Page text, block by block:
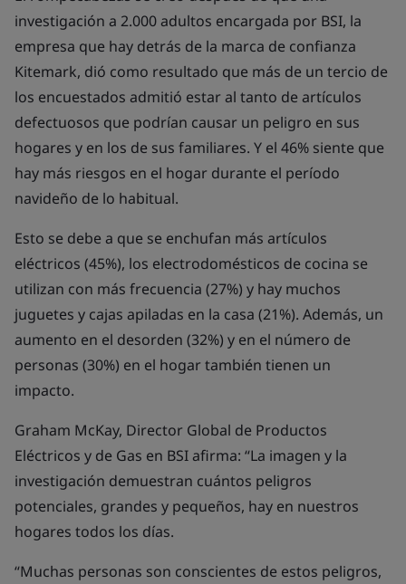
investigación a 2.000 adultos encargada por BSI, la
empresa que hay detrás de la marca de confianza
Kitemark, dió como resultado que más de un tercio de
los encuestados admitió estar al tanto de artículos
defectuosos que podrían causar un peligro en sus
hogares y en los de sus familiares. Y el 46% siente que
hay más riesgos en el hogar durante el período
navideño de lo habitual.
Esto se debe a que se enchufan más artículos
eléctricos (45%), los electrodomésticos de cocina se
utilizan con más frecuencia (27%) y hay muchos
juguetes y cajas apiladas en la casa (21%). Además, un
aumento en el desorden (32%) y en el número de
personas (30%) en el hogar también tienen un
impacto.
Graham McKay, Director Global de Productos
Eléctricos y de Gas en BSI afirma: “La imagen y la
investigación demuestran cuántos peligros
potenciales, grandes y pequeños, hay en nuestros
hogares todos los días.
“Muchas personas son conscientes de estos peligros,